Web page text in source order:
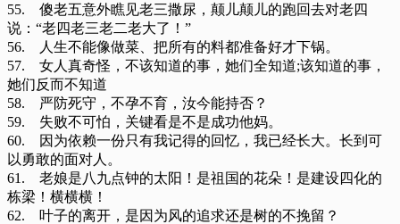
55. 傻老五意外瞧见老三撒尿，颠儿颠儿的跑回去对老四
说：“老四老三老二老大了！”
56. 人生不能像做菜、把所有的料都准备好才下锅。
57. 女人真奇怪，不该知道的事，她们全知道;该知道的事，
她们反而不知道
58. 严防死守，不孕不育，汝今能持否？
59. 失败不可怕，关键看是不是成功他妈。
60. 因为依赖一份只有我记得的回忆，我已经长大。长到可
以勇敢的面对人。
61. 老娘是八九点钟的太阳！是祖国的花朵！是建设四化的
栋梁！横横横！
62. 叶子的离开，是因为风的追求还是树的不挽留？